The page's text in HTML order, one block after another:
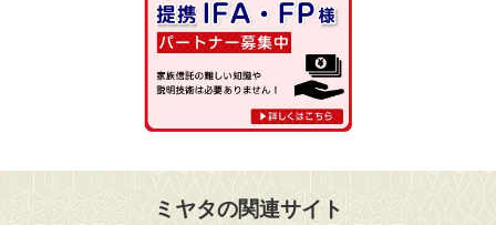
ミヤタの関連サイト